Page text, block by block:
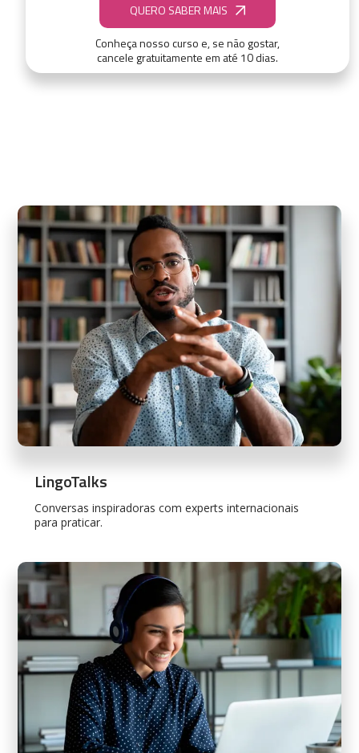
QUERO SABER MAIS
Conheça nosso curso e, se não gostar,
cancele gratuitamente em até 10 dias.
LingoTalks
Conversas inspiradoras com experts internacionais
para praticar.